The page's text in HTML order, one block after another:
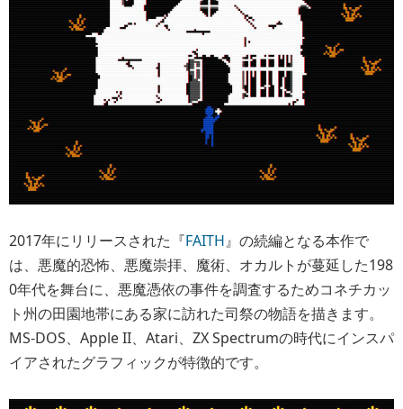
2017年にリリースされた『FAITH』の続編となる本作で
は、悪魔的恐怖、悪魔崇拝、魔術、オカルトが蔓延した198
0年代を舞台に、悪魔憑依の事件を調査するためコネチカッ
ト州の田園地帯にある家に訪れた司祭の物語を描きます。
MS-DOS、Apple II、Atari、ZX Spectrumの時代にインスパ
イアされたグラフィックが特徴的です。